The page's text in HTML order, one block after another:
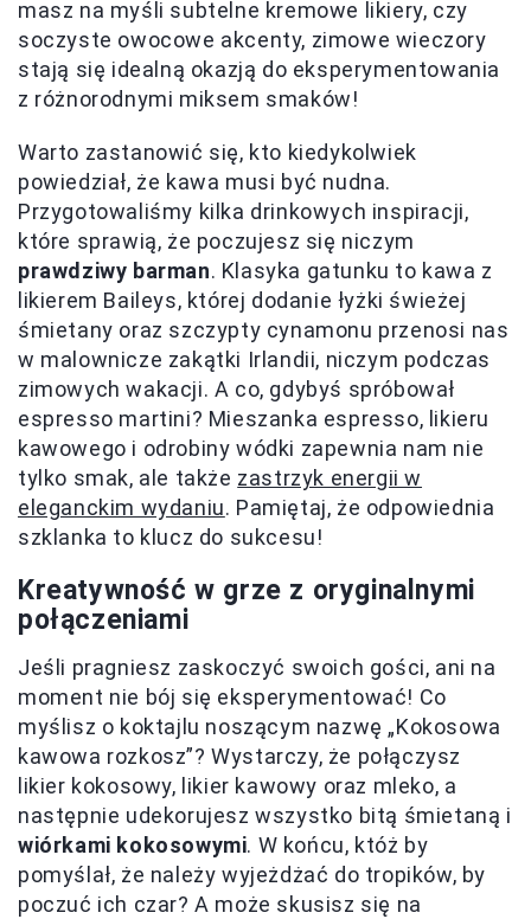
masz na myśli subtelne kremowe likiery, czy
soczyste owocowe akcenty, zimowe wieczory
stają się idealną okazją do eksperymentowania
z różnorodnymi miksem smaków!
Warto zastanowić się, kto kiedykolwiek
powiedział, że kawa musi być nudna.
Przygotowaliśmy kilka drinkowych inspiracji,
które sprawią, że poczujesz się niczym
prawdziwy barman. Klasyka gatunku to kawa z
likierem Baileys, której dodanie łyżki świeżej
śmietany oraz szczypty cynamonu przenosi nas
w malownicze zakątki Irlandii, niczym podczas
zimowych wakacji. A co, gdybyś spróbował
espresso martini? Mieszanka espresso, likieru
kawowego i odrobiny wódki zapewnia nam nie
tylko smak, ale także zastrzyk energii w
eleganckim wydaniu. Pamiętaj, że odpowiednia
szklanka to klucz do sukcesu!
Kreatywność w grze z oryginalnymi
połączeniami
Jeśli pragniesz zaskoczyć swoich gości, ani na
moment nie bój się eksperymentować! Co
myślisz o koktajlu noszącym nazwę „Kokosowa
kawowa rozkosz”? Wystarczy, że połączysz
likier kokosowy, likier kawowy oraz mleko, a
następnie udekorujesz wszystko bitą śmietaną i
wiórkami kokosowymi. W końcu, któż by
pomyślał, że należy wyjeżdżać do tropików, by
poczuć ich czar? A może skusisz się na